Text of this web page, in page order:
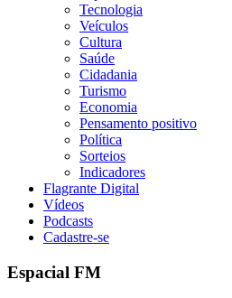
Tecnologia
Veículos
Cultura
Saúde
Cidadania
Turismo
Economia
Pensamento positivo
Política
Sorteios
Indicadores
Flagrante Digital
Vídeos
Podcasts
Cadastre-se
Espacial FM